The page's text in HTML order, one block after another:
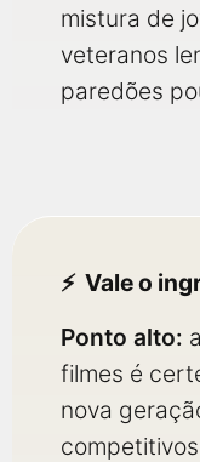
mistura de
veteranos
paredões
Vale o
Ponto alto:
filmes é
nova